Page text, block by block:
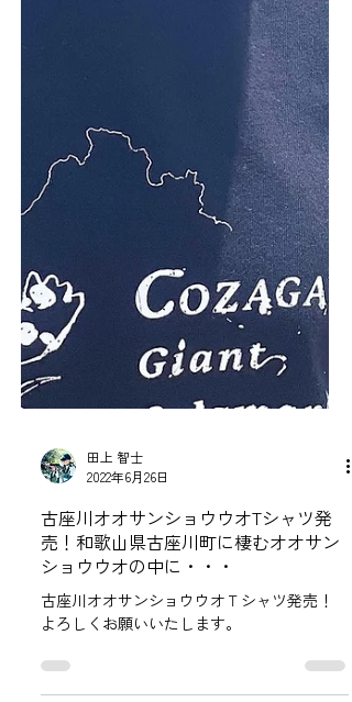
田上 智士
古座川オオサンショウウオTシャツ発